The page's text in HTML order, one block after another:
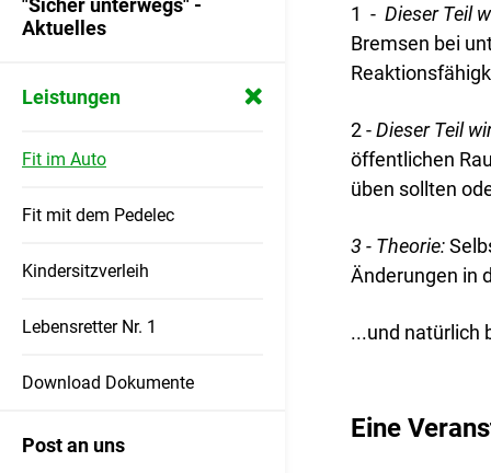
Unser Leitbild
Der Vorstand
"Sicher unterwegs" -
Aktuelles
Leistungen
Fit im Auto
Fit mit dem Pedelec
Kindersitzverleih
Lebensretter Nr. 1
Download Dokumente
Post an uns
1 - Dieser Teil
Bremsen bei
2 -Dieser Teil
öffentlichen
üben sollten
3 - Theorie:
Änderungen in
...und natürlich
Eine